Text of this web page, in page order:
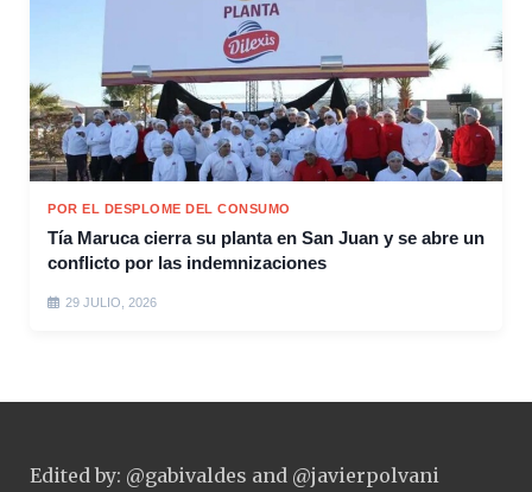
POR EL DESPLOME DEL CONSUMO
Tía Maruca cierra su planta en San Juan y se abre un
conflicto por las indemnizaciones
29 JULIO, 2026
Edited by: @gabivaldes and @javierpolvani